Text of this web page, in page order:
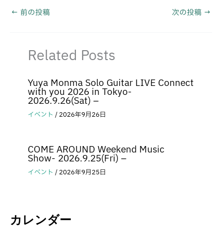
← 前の投稿 次の投稿 →
Related Posts
Yuya Monma Solo Guitar LIVE Connect
with you 2026 in Tokyo-
2026.9.26(Sat) –
イベント / 2026年9月26日
COME AROUND Weekend Music
Show- 2026.9.25(Fri) –
イベント / 2026年9月25日
カレンダー